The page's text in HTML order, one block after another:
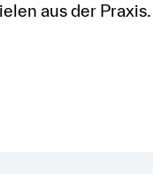
aus der Praxis.